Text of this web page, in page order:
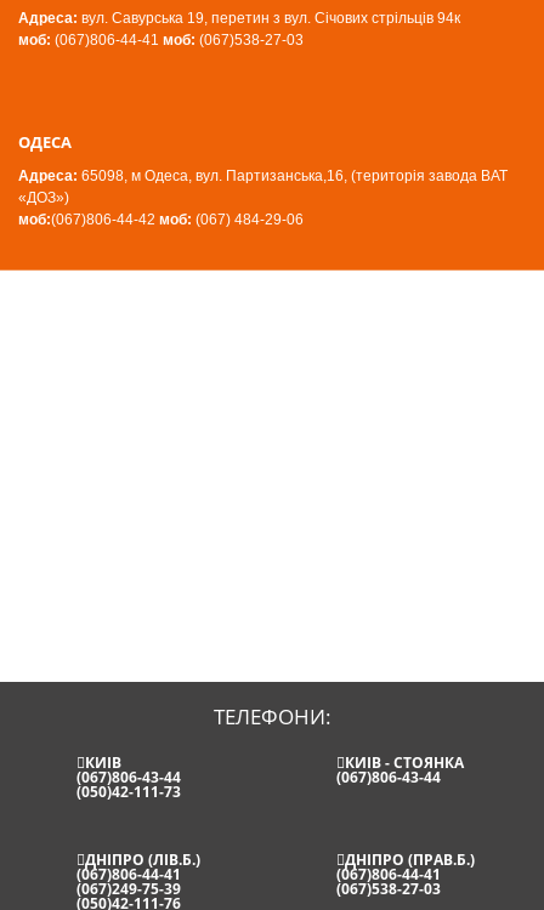
Адреса: вул. Савурська 19, перетин з вул. Січових стрільців 94к
моб: (067)806-44-41 моб: (067)538-27-03
ОДЕСА
Адреса: 65098, м Одеса, вул. Партизанська,16, (територія завода ВАТ
«ДОЗ»)
моб:(067)806-44-42 моб: (067) 484-29-06
ТЕЛЕФОНИ:
КИЇВ
(067)806-43-44
(050)42-111-73
КИЇВ - СТОЯНКА
(067)806-43-44
ДНІПРО (ЛІВ.Б.)
(067)806-44-41
(067)249-75-39
(050)42-111-76
ДНІПРО (ПРАВ.Б.)
(067)806-44-41
(067)538-27-03